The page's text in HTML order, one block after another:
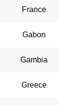
France
Gabon
Gambia
Greece